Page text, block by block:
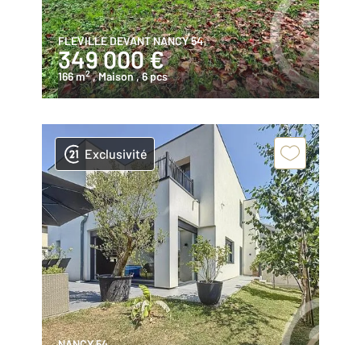
FLEVILLE DEVANT NANCY 54
349 000 €
166 m2 , Maison, 6 pcs
Exclusivité